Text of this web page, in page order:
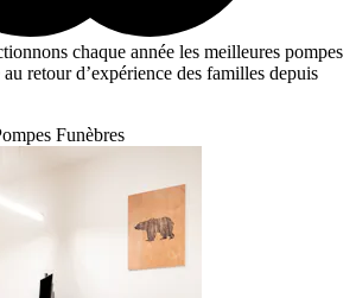
chaque année les meilleures pompes
retour d’expérience des familles depuis
Funèbres